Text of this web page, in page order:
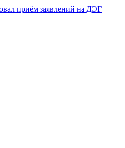
приём заявлений на ДЭГ